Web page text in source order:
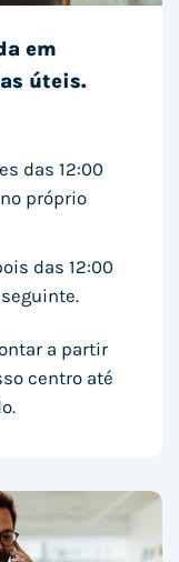
em
úteis.
das 12:00
próprio
das 12:00
a partir
centro até